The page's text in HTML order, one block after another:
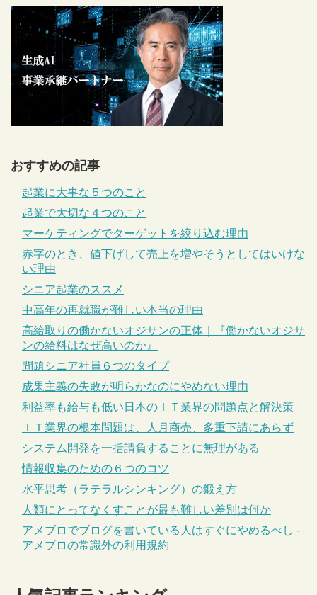
おすすめの記事
起業に大事な５つのこと
起業で大切な４つのこと
マーケティングでターゲットを絞り込む理由
赤字のとき、値下げして売上を増やそうとしてはいけな
い理由
シニア起業のススメ
中高年の再就職が難しい本当の理由
高給取りの働かないオジサンの正体｜『働かないオジサ
ンの給料はなぜ高いのか』
問題シニア社員６つのタイプ
成果主義の失敗が明らかなのにやめない理由
利益率も給与も低い日本のＩＴ業界の問題点と解決策
ＩＴ業界の根本問題は、人月商売、多重下請にあらず
システム開発を一括請負することに無理がある
情報収集のための６つのコツ
水平思考（ラテラルシンキング）の鍛え方
人類にとってなくすことが最も難しい差別は何か
アメブロでブログを書いている人はすぐにやめるべし -
アメブロの常識外の利用規約